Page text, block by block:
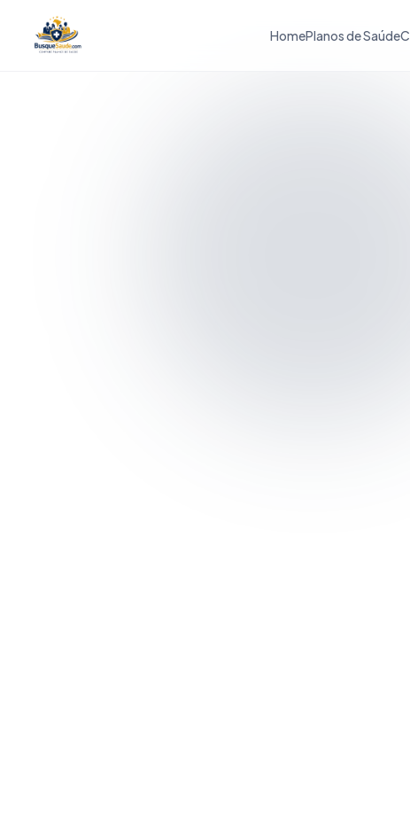
HomePlanos de Saúde